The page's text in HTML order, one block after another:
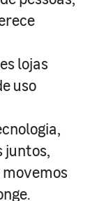
lojas
uso
juntos,
movemos